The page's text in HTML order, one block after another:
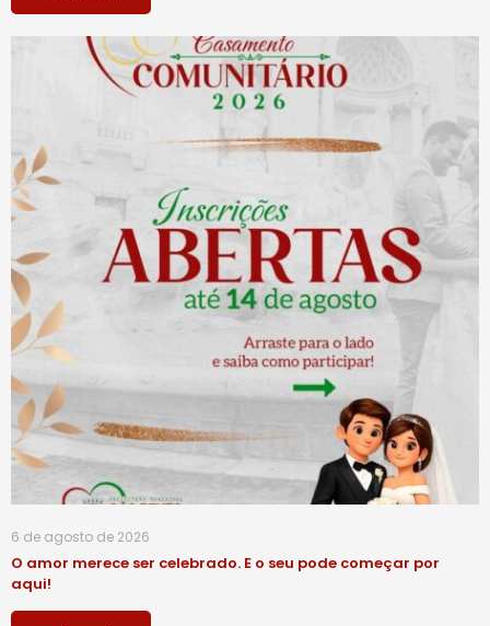
6 de agosto de 2026
O amor merece ser celebrado. E o seu pode começar por
aqui!